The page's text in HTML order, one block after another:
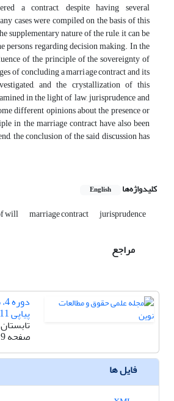
a contract, despite having several
cases were compiled on the basis of this
supplementary nature of the rule, it can be
persons regarding decision making. In the
of the principle of the sovereignty of
of concluding a marriage contract and its
and the crystallization of this
in the light of law, jurisprudence and
different opinions about the presence or
in the marriage contract have also been
the conclusion of the said discussion has
کلیدواژه‌ها English
will marriage contract jurisprudence
مراجع
پیاپی 11
تابستان 1402
صفحه
فایل ها